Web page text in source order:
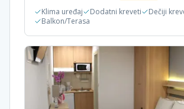
Klima uređaj
Dodatni kreveti
Dečiji
Balkon/Terasa